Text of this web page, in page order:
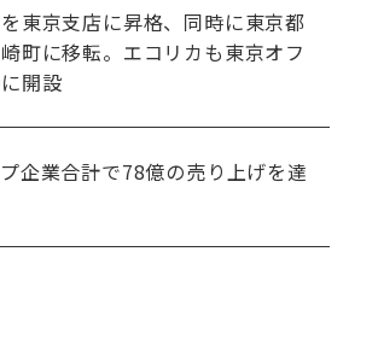
東京支店に昇格、同時に東京都
町に移転。エコリカも東京オフ
開設
企業合計で78億の売り上げを達